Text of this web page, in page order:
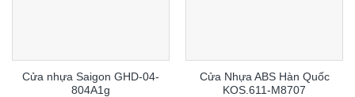
Cửa nhựa Saigon GHD-04-
804A1g
Cửa Nhựa ABS Hàn Quốc
KOS.611-M8707